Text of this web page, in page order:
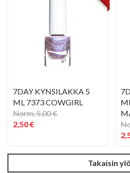
7DAY KYNSILAKKA 5
ML 7373 COWGIRL
Norm. 5,00 €
2,50 €